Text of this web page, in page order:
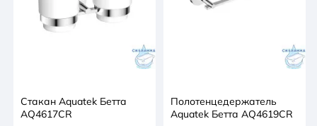
Стакан Aquatek Бетта
AQ4617CR
Полотенцедержатель
Aquatek Бетта AQ4619CR